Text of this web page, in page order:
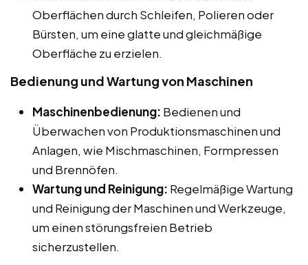
Oberflächen durch Schleifen, Polieren oder
Bürsten, um eine glatte und gleichmäßige
Oberfläche zu erzielen.
Bedienung und Wartung von Maschinen
Maschinenbedienung: Bedienen und
Überwachen von Produktionsmaschinen und
Anlagen, wie Mischmaschinen, Formpressen
und Brennöfen.
Wartung und Reinigung: Regelmäßige Wartung
und Reinigung der Maschinen und Werkzeuge,
um einen störungsfreien Betrieb
sicherzustellen.